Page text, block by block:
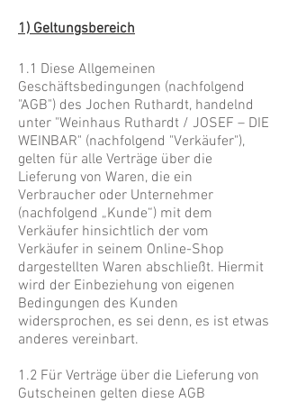
1) Geltungsbereich
1.1 Diese Allgemeinen
Geschäftsbedingungen (nachfolgend
"AGB") des Jochen Ruthardt, handelnd
unter "Weinhaus Ruthardt / JOSEF – DIE
WEINBAR" (nachfolgend "Verkäufer"),
gelten für alle Verträge über die
Lieferung von Waren, die ein
Verbraucher oder Unternehmer
(nachfolgend „Kunde“) mit dem
Verkäufer hinsichtlich der vom
Verkäufer in seinem Online-Shop
dargestellten Waren abschließt. Hiermit
wird der Einbeziehung von eigenen
Bedingungen des Kunden
widersprochen, es sei denn, es ist etwas
anderes vereinbart.
1.2 Für Verträge über die Lieferung von
Gutscheinen gelten diese AGB